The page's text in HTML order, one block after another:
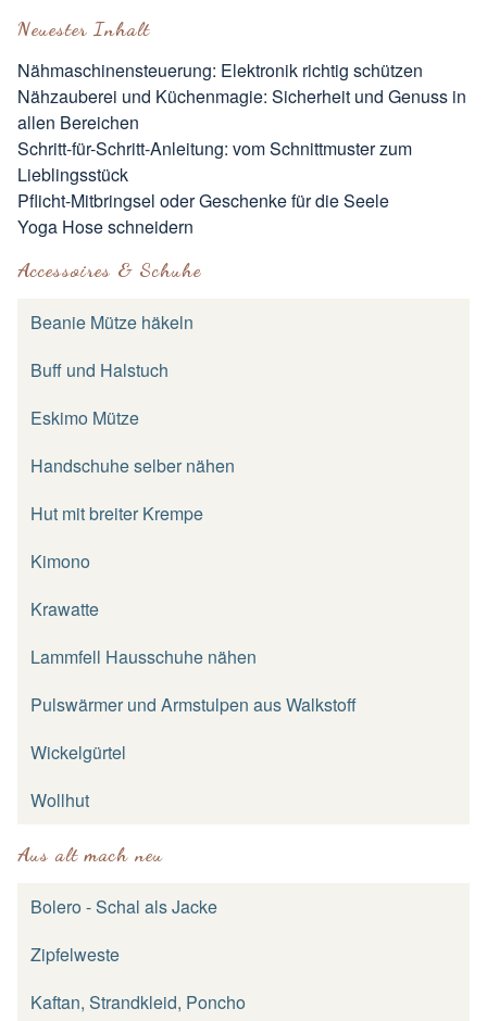
Neuester Inhalt
Nähmaschinensteuerung: Elektronik richtig schützen
Nähzauberei und Küchenmagie: Sicherheit und Genuss in
allen Bereichen
Schritt-für-Schritt-Anleitung: vom Schnittmuster zum
Lieblingsstück
Pflicht-Mitbringsel oder Geschenke für die Seele
Yoga Hose schneidern
Accessoires & Schuhe
Beanie Mütze häkeln
Buff und Halstuch
Eskimo Mütze
Handschuhe selber nähen
Hut mit breiter Krempe
Kimono
Krawatte
Lammfell Hausschuhe nähen
Pulswärmer und Armstulpen aus Walkstoff
Wickelgürtel
Wollhut
Aus alt mach neu
Bolero - Schal als Jacke
Zipfelweste
Kaftan, Strandkleid, Poncho